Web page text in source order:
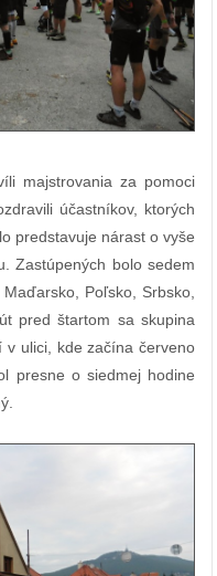
majstrovania za pomoci
účastníkov, ktorých
predstavuje nárast o vyše
Zastúpených bolo sedem
Poľsko, Srbsko,
pred štartom sa skupina
v ulici, kde začína červeno
presne o siedmej hodine